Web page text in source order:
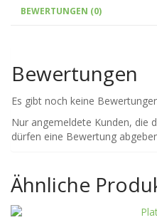
BEWERTUNGEN (0)
Bewertungen
Es gibt noch keine
Nur angemeldete Kunden, die
dürfen eine Bewertung
Ähnliche